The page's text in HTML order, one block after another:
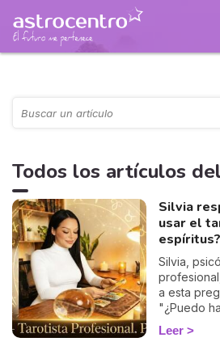
Todos los artículos
Silvia
usar el
espíritus?
Silvia,
a esta
"¿Puedo
a través
nos abre
Leer